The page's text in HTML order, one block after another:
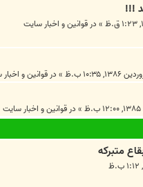
!!!
» در قوانين و اخبار سايت
» در قوانين و
» در قوانين و اخبار سايت
متبرکه